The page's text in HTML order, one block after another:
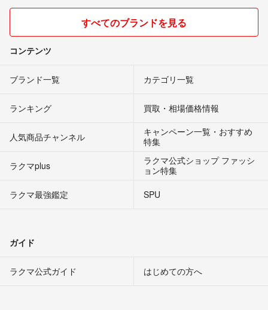
すべてのブランドを見る
コンテンツ
ブランド一覧 カテゴリ一覧
ランキング 買取・相場価格情報
人気商品チャンネル
キャンペーン一覧・おすすめ
特集
ラクマplus
ラクマ公式ショップ ファッシ
ョン特集
ラクマ最強鑑定
SPU
ガイド
ラクマ公式ガイド はじめての方へ